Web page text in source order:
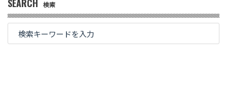
SEARCH 検索